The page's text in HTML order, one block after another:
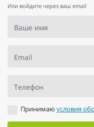
Или войдите через ваш email
Ваше имя
Email
Телефон
Принимаю условия